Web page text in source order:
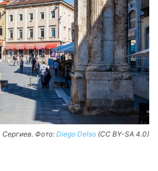
Сергиев. Фото: Diego Delso (CC BY-SA 4.0)